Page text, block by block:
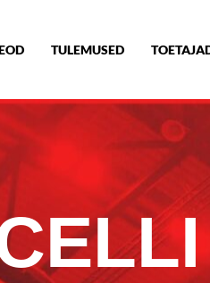
TULEMUSED